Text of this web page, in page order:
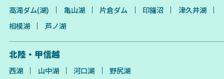
高滝ダム(湖)
亀山湖 片倉ダム 印旛沼
津久井湖
相模湖
芦ノ湖
北陸・甲信越
西湖 山中湖 河口湖 野尻湖